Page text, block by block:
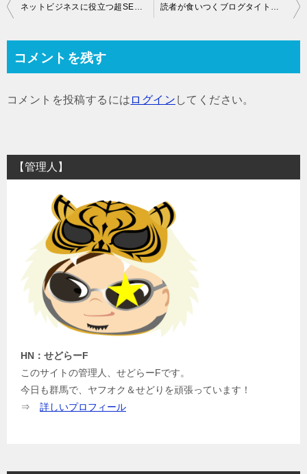
投
ビ
ョ
ン
ネットビジネスに役立つ超SEOガイド（SEO：16） 読者が食いつくブログタイトル21個のキラーテンプレート（ブログ：14）
コメントを残す
コメントを投稿するには ログイン してください。
【管理人】
HN：せどらーF
このサイトの管理人、せどらーFです。
今日も群馬で、ヤフオク＆せどりを頑張っています！
⇒ 詳しいプロフィール